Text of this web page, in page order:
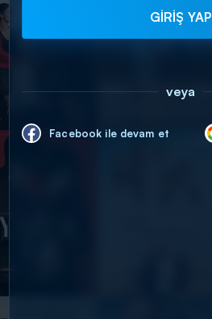
GİRİŞ YAP
veya
Facebook ile devam et